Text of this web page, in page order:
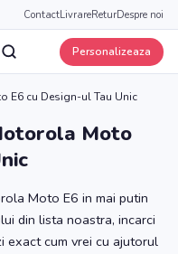
ContactLivrareReturDespre noi
Personalizeaza
E6 cu Design-ul Tau Unic
Moto
Moto E6 in mai putin
din lista noastra, incarci
exact cum vrei cu ajutorul